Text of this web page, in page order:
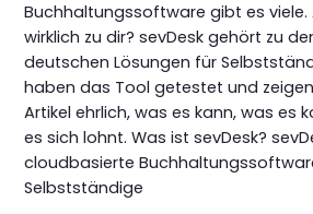
Buchhaltungssoftware gibt es
wirklich zu dir? sevDesk gehört zu
deutschen Lösungen für
haben das Tool getestet und
Artikel ehrlich, was es kann, was es
es sich lohnt. Was ist sevDesk?
cloudbasierte
Selbstständige